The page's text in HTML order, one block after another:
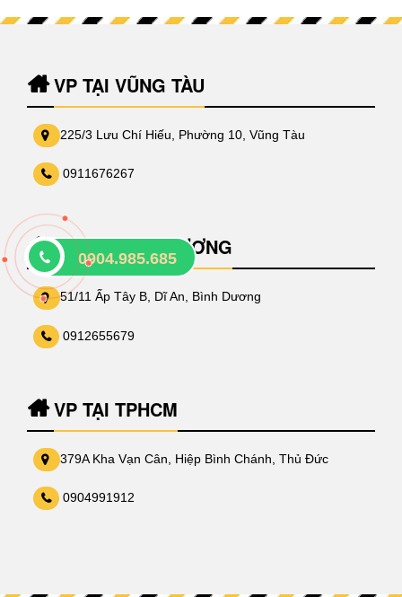
VP TẠI VŨNG TÀU
225/3 Lưu Chí Hiếu, Phường 10, Vũng Tàu
0911676267
VP TẠI BÌNH DƯƠNG
51/11 Ấp Tây B, Dĩ An, Bình Dương
0912655679
VP TẠI TPHCM
379A Kha Vạn Cân, Hiệp Bình Chánh, Thủ Đức
0904991912
0904.985.685